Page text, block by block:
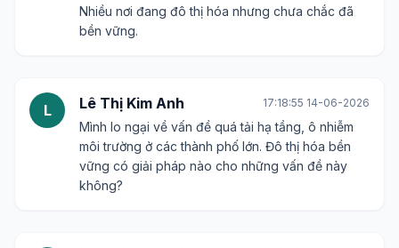
Nhiều nơi đang đô thị hóa nhưng chưa chắc đã
bền vững.
L Lê Thị Kim Anh 17:18:55 14-06-2026
Mình lo ngại về vấn đề quá tải hạ tầng, ô nhiễm
môi trường ở các thành phố lớn. Đô thị hóa bền
vững có giải pháp nào cho những vấn đề này
không?